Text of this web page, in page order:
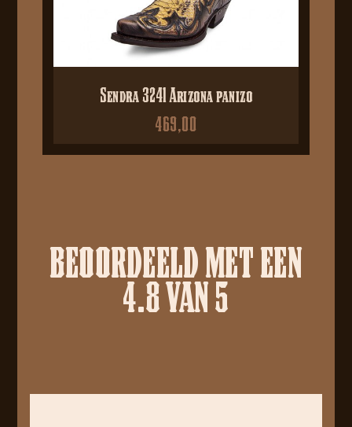
Sendra 3241 Arizona panizo
469,00
BEOORDEELD MET EEN
4.8 VAN 5